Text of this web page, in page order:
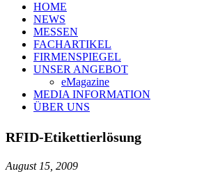
HOME
NEWS
MESSEN
FACHARTIKEL
FIRMENSPIEGEL
UNSER ANGEBOT
eMagazine
MEDIA INFORMATION
ÜBER UNS
RFID-Etikettierlösung
August 15, 2009